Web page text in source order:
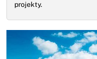
projekty.